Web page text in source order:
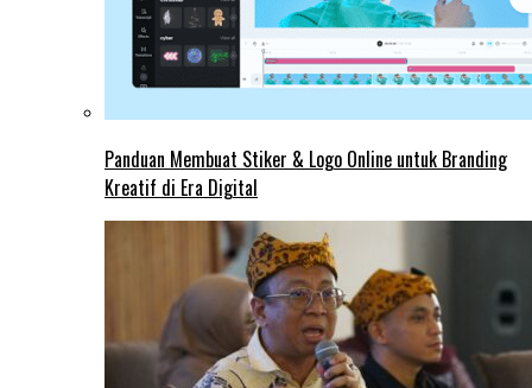
Panduan Membuat Stiker & Logo Online untuk Branding
Kreatif di Era Digital